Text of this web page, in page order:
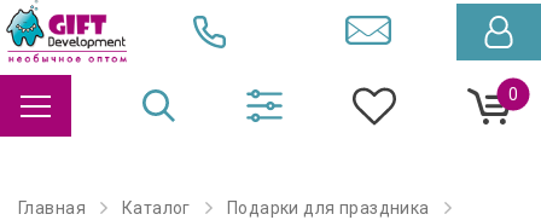
0
Главная Каталог
Подарки для праздника